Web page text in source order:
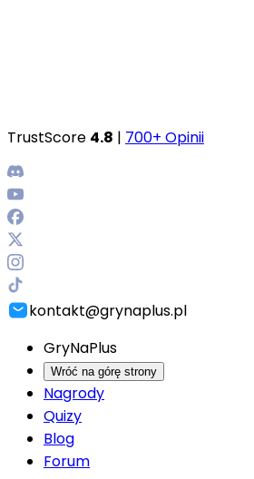
TrustScore 4.8 | 700+ Opinii
kontakt@grynaplus.pl
GryNaPlus
Wróć na górę strony
Nagrody
Quizy
Blog
Forum